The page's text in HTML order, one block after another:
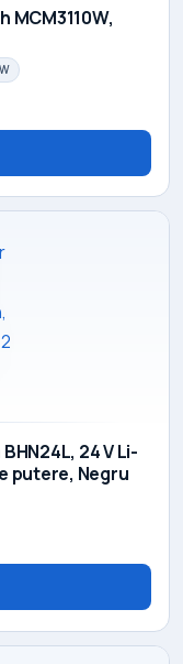
MCM3110W,
24 V Li-
putere, Negru